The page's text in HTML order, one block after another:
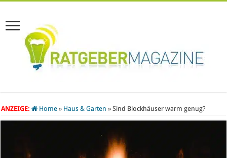
ANZEIGE: Home » Haus & Garten » Sind Blockhäuser warm genug?